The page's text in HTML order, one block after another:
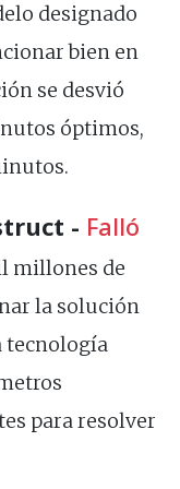
designado
bien en
se desvió
óptimos,
- Falló
millones de
la solución
tecnología
para resolver